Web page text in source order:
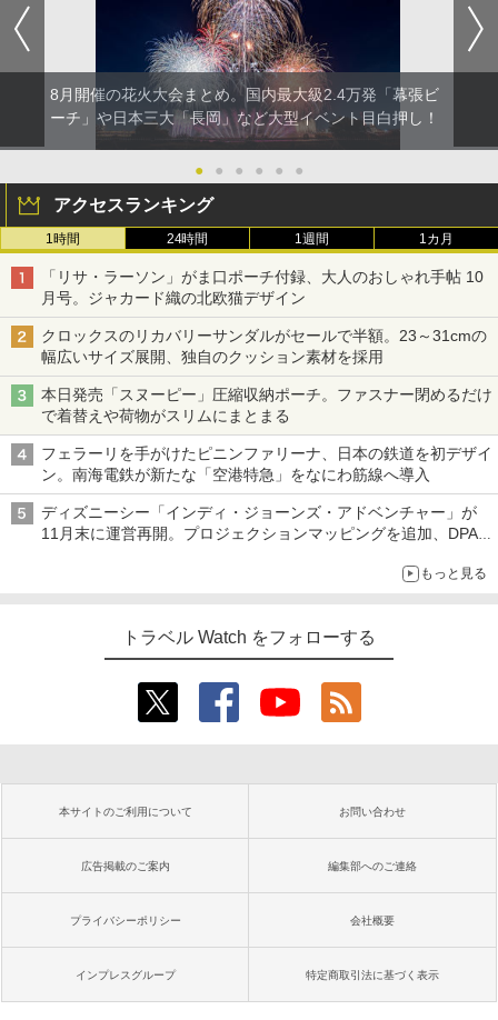
8月開催の花火大会まとめ。国内最大級2.4万発「幕張ビ
ーチ」や日本三大「長岡」など大型イベント目白押し！
● ● ● ● ● ●
アクセスランキング
1時間 24時間 1週間 1カ月
「リサ・ラーソン」がま口ポーチ付録、大人のおしゃれ手帖 10
月号。ジャカード織の北欧猫デザイン
クロックスのリカバリーサンダルがセールで半額。23～31cmの
幅広いサイズ展開、独自のクッション素材を採用
本日発売「スヌーピー」圧縮収納ポーチ。ファスナー閉めるだけ
で着替えや荷物がスリムにまとまる
フェラーリを手がけたピニンファリーナ、日本の鉄道を初デザイ
ン。南海電鉄が新たな「空港特急」をなにわ筋線へ導入
ディズニーシー「インディ・ジョーンズ・アドベンチャー」が
11月末に運営再開。プロジェクションマッピングを追加、DPA
もっと見る
トラベル Watch をフォローする
本サイトのご利用について お問い合わせ
広告掲載のご案内 編集部へのご連絡
プライバシーポリシー 会社概要
インプレスグループ 特定商取引法に基づく表示